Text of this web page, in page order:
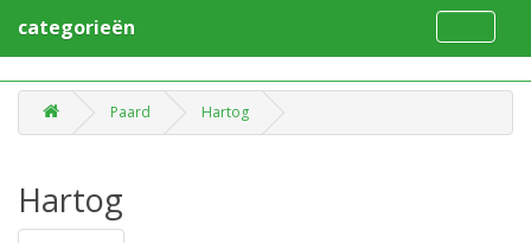
categorieën
Paard Hartog
Hartog